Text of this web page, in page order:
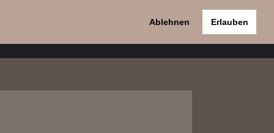
Ablehnen Erlauben